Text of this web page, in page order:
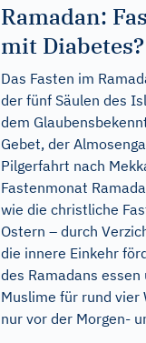
Ramadan:
mit Diabetes?
Das Fasten im
der fünf Säulen des
dem
Gebet, der
Pilgerfahrt nach
Fastenmonat
wie die christliche
Ostern – durch
die innere Einkehr
des Ramadans
Muslime für rund vier
nur vor der Morgen-